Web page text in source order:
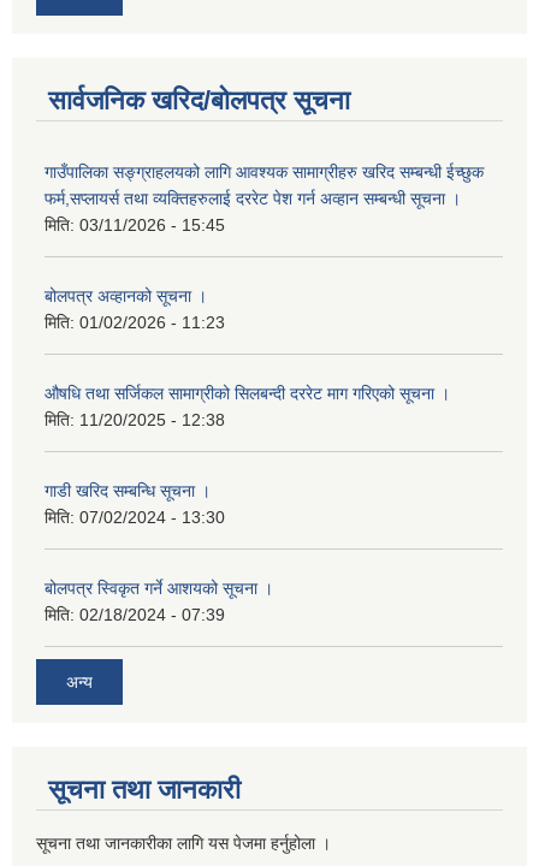
सार्वजनिक खरिद/बोलपत्र सूचना
गाउँपालिका सङ्ग्राहलयको लागि आवश्यक सामाग्रीहरु खरिद सम्बन्धी ईच्छुक
फर्म,सप्लायर्स तथा व्यक्तिहरुलाई दररेट पेश गर्न अव्हान सम्बन्धी सूचना ।
मिति: 03/11/2026 - 15:45
बोलपत्र अव्हानको सूचना ।
मिति: 01/02/2026 - 11:23
औषधि तथा सर्जिकल सामाग्रीको सिलबन्दी दररेट माग गरिएको सूचना ।
मिति: 11/20/2025 - 12:38
गाडी खरिद सम्बन्धि सूचना ।
मिति: 07/02/2024 - 13:30
बोलपत्र स्विकृत गर्ने आशयको सूचना ।
मिति: 02/18/2024 - 07:39
अन्य
सूचना तथा जानकारी
सूचना तथा जानकारीका लागि यस पेजमा हर्नुहोला ।